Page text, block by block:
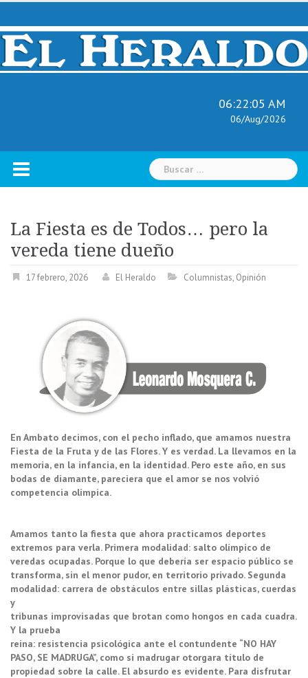
Skip
content
06:22:06 AM
06/Aug/2026
Buscar:
La Fiesta es de Todos… pero la
vereda tiene dueño
17 febrero, 2026 El Heraldo Columnistas, Opinión
En Ambato decimos, con el pecho inflado, que amamos nuestra
Fiesta de la Fruta y de las Flores. Y es verdad. La llevamos en la
memoria, en la infancia, en la identidad. Pero este año, en sus
bodas de diamante, pareciera que el amor se nos volvió
competencia olímpica.
Amamos tanto la fiesta que ahora practicamos deportes
extremos para verla. Primera modalidad: salto olímpico de
veredas ocupadas. Porque lo que debería ser espacio público se
transforma, sin el menor pudor, en territorio privado. Segunda
modalidad: carrera de obstáculos entre sillas plásticas, cuerdas
y
tribunas improvisadas que brotan como hongos en cada cuadra.
Y la prueba
reina: resistencia psicológica ante el contundente “NO HAY
PASO, SE MADRUGA”, como si madrugar otorgara título de
propiedad sobre la calle. El absurdo es evidente. Para disfrutar